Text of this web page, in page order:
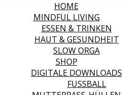
HOME
MINDFUL LIVING
ESSEN & TRINKEN
HAUT & GESUNDHEIT
SLOW ORGA
SHOP
DIGITALE DOWNLOADS
FUSSBALL